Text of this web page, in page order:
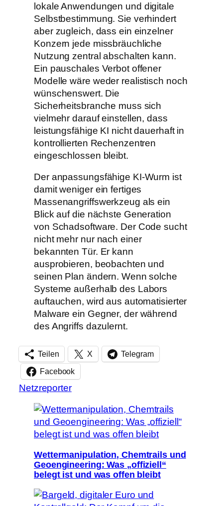
lokale Anwendungen und digitale
Selbstbestimmung. Sie verhindert
aber zugleich, dass ein einzelner
Konzern jede missbräuchliche
Nutzung zentral abschalten kann.
Ein pauschales Verbot offener
Modelle wäre weder realistisch noch
wünschenswert. Die
Sicherheitsbranche muss sich
vielmehr darauf einstellen, dass
leistungsfähige KI nicht dauerhaft in
kontrollierten Rechenzentren
eingeschlossen bleibt.
Der anpassungsfähige KI-Wurm ist
damit weniger ein fertiges
Massenangriffswerkzeug als ein
Blick auf die nächste Generation
von Schadsoftware. Der Code sucht
nicht mehr nur nach einer
bekannten Tür. Er kann
ausprobieren, beobachten und
seinen Plan ändern. Wenn solche
Systeme außerhalb des Labors
auftauchen, wird aus automatisierter
Malware ein Gegner, der während
des Angriffs dazulernt.
Teilen X Telegram
Facebook
Netzreporter
Wettermanipulation, Chemtrails und
Geoengineering: Was „offiziell“
belegt ist und was offen bleibt